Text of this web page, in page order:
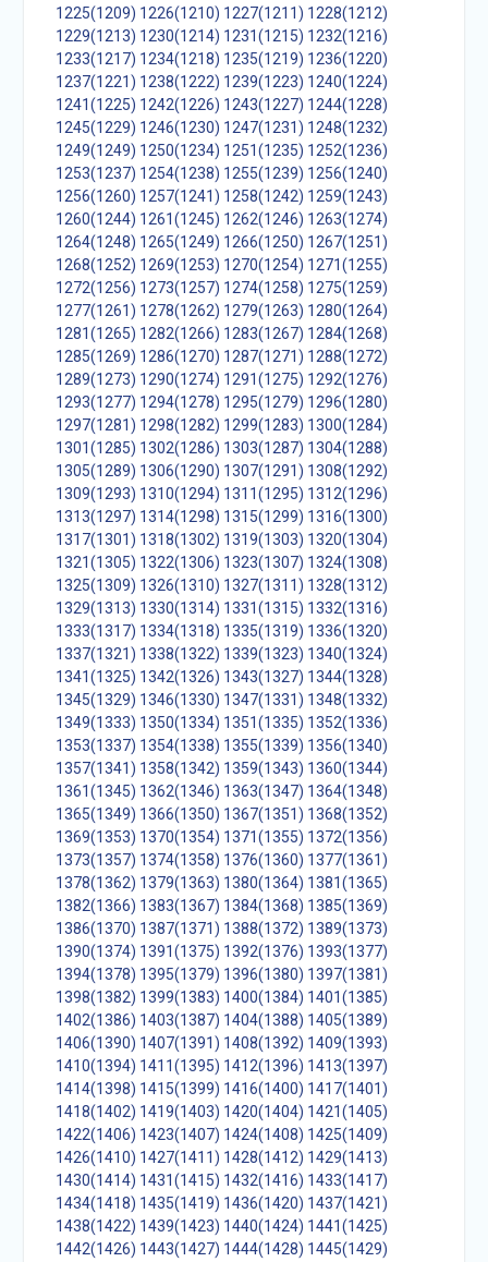
1225(1209) 1226(1210) 1227(1211) 1228(1212)
1229(1213) 1230(1214) 1231(1215) 1232(1216)
1233(1217) 1234(1218) 1235(1219) 1236(1220)
1237(1221) 1238(1222) 1239(1223) 1240(1224)
1241(1225) 1242(1226) 1243(1227) 1244(1228)
1245(1229) 1246(1230) 1247(1231) 1248(1232)
1249(1249) 1250(1234) 1251(1235) 1252(1236)
1253(1237) 1254(1238) 1255(1239) 1256(1240)
1256(1260) 1257(1241) 1258(1242) 1259(1243)
1260(1244) 1261(1245) 1262(1246) 1263(1274)
1264(1248) 1265(1249) 1266(1250) 1267(1251)
1268(1252) 1269(1253) 1270(1254) 1271(1255)
1272(1256) 1273(1257) 1274(1258) 1275(1259)
1277(1261) 1278(1262) 1279(1263) 1280(1264)
1281(1265) 1282(1266) 1283(1267) 1284(1268)
1285(1269) 1286(1270) 1287(1271) 1288(1272)
1289(1273) 1290(1274) 1291(1275) 1292(1276)
1293(1277) 1294(1278) 1295(1279) 1296(1280)
1297(1281) 1298(1282) 1299(1283) 1300(1284)
1301(1285) 1302(1286) 1303(1287) 1304(1288)
1305(1289) 1306(1290) 1307(1291) 1308(1292)
1309(1293) 1310(1294) 1311(1295) 1312(1296)
1313(1297) 1314(1298) 1315(1299) 1316(1300)
1317(1301) 1318(1302) 1319(1303) 1320(1304)
1321(1305) 1322(1306) 1323(1307) 1324(1308)
1325(1309) 1326(1310) 1327(1311) 1328(1312)
1329(1313) 1330(1314) 1331(1315) 1332(1316)
1333(1317) 1334(1318) 1335(1319) 1336(1320)
1337(1321) 1338(1322) 1339(1323) 1340(1324)
1341(1325) 1342(1326) 1343(1327) 1344(1328)
1345(1329) 1346(1330) 1347(1331) 1348(1332)
1349(1333) 1350(1334) 1351(1335) 1352(1336)
1353(1337) 1354(1338) 1355(1339) 1356(1340)
1357(1341) 1358(1342) 1359(1343) 1360(1344)
1361(1345) 1362(1346) 1363(1347) 1364(1348)
1365(1349) 1366(1350) 1367(1351) 1368(1352)
1369(1353) 1370(1354) 1371(1355) 1372(1356)
1373(1357) 1374(1358) 1376(1360) 1377(1361)
1378(1362) 1379(1363) 1380(1364) 1381(1365)
1382(1366) 1383(1367) 1384(1368) 1385(1369)
1386(1370) 1387(1371) 1388(1372) 1389(1373)
1390(1374) 1391(1375) 1392(1376) 1393(1377)
1394(1378) 1395(1379) 1396(1380) 1397(1381)
1398(1382) 1399(1383) 1400(1384) 1401(1385)
1402(1386) 1403(1387) 1404(1388) 1405(1389)
1406(1390) 1407(1391) 1408(1392) 1409(1393)
1410(1394) 1411(1395) 1412(1396) 1413(1397)
1414(1398) 1415(1399) 1416(1400) 1417(1401)
1418(1402) 1419(1403) 1420(1404) 1421(1405)
1422(1406) 1423(1407) 1424(1408) 1425(1409)
1426(1410) 1427(1411) 1428(1412) 1429(1413)
1430(1414) 1431(1415) 1432(1416) 1433(1417)
1434(1418) 1435(1419) 1436(1420) 1437(1421)
1438(1422) 1439(1423) 1440(1424) 1441(1425)
1442(1426) 1443(1427) 1444(1428) 1445(1429)